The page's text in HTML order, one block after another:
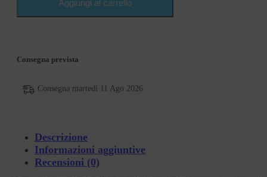
era:
(1°F)
quantità
Aggiungi al carrello
Consegna prevista
Consegna martedì 11 Ago 2026
Descrizione
Informazioni aggiuntive
Recensioni (0)